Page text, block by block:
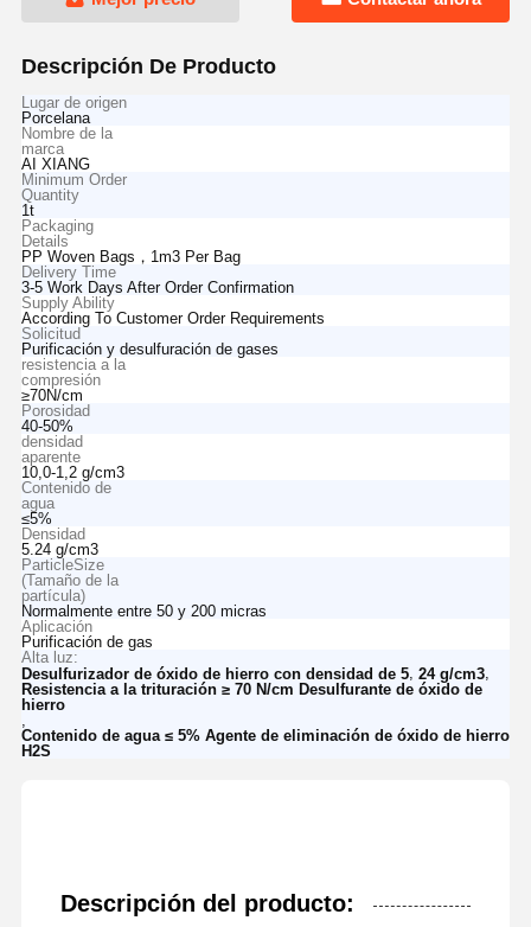
Descripción De Producto
Lugar de origen
Porcelana
Nombre de la
marca
AI XIANG
Minimum Order
Quantity
1t
Packaging
Details
PP Woven Bags，1m3 Per Bag
Delivery Time
3-5 Work Days After Order Confirmation
Supply Ability
According To Customer Order Requirements
Solicitud
Purificación y desulfuración de gases
resistencia a la
compresión
≥70N/cm
Porosidad
40-50%
densidad
aparente
10,0-1,2 g/cm3
Contenido de
agua
≤5%
Densidad
5.24 g/cm3
ParticleSize
(Tamaño de la
partícula)
Normalmente entre 50 y 200 micras
Aplicación
Purificación de gas
Alta luz:
Desulfurizador de óxido de hierro con densidad de 5, 24 g/cm3,
Resistencia a la trituración ≥ 70 N/cm Desulfurante de óxido de
hierro
Contenido de agua ≤ 5% Agente de eliminación de óxido de hierro
H2S
Descripción del producto: